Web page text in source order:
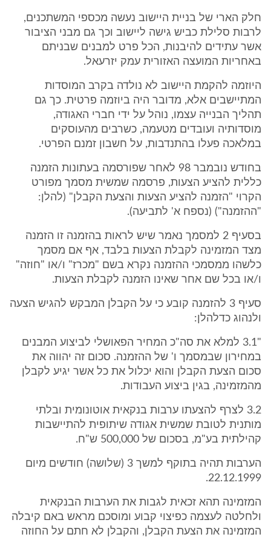
חלק הארי של בניית היישוב נעשה מכספי המשתכנים,
לרבות סלילת כביש גישה ליישוב וכך גם מבני הציבור
אשר עתידים להיבנות, הכל פרט למבנים שבניתם
באחריות המועצה האזורית עמק יזרעאל.
היוזמה להקמת היישוב לא נולדה בקרב המוסדות
המתיישבים אלא, מדובר היה ביוזמה פרטית. כך גם
תהליך הבנייה עצמו, נוהל על ידי חברי האגודה,
מוסדותיה ועובדים מטעמה, כשרבים מהעוסקים
במלאכה פעלו בהתנדבות, על חשבון זמנם הפרטי.
בחודש נובמבר 98 לאחר שפורסמה בעתונות הזמנה
כללית להציע הצעות, פרסמה שמשית מסמך מפורט
הקרוי "הזמנה להציע הצעות והצעת הקבלן" (להלן:
"ההזמנה") (נספח א' לתביעה).
בסעיף 2 למסמך נאמר שיש לראות בהזמנה זו הזמנה
מצד המזמינה לקבלת הצעות בלבד, אף אם מסמך
כלשהו ממסמכי ההזמנה נקרא בשם "מכרז" ו/או "חוזה"
ו/או בכל שם אחר שאינו הזמנה לקבלת הצעות.
סעיף 3 להזמנה קובע כי על הקבלן המבקש להגיש הצעה
ולנהוג כדלהלן:
"3.1 למלא את סה"כ המחיר הפאושלי לביצוע המבנים
במחירון שבמסמך ו' של ההזמנה. סכום זה יהווה את
סכום הצעת הקבלן והוא יכלול את כל אשר יגיע לקבלן
מהמזמינה, בגין ביצוע העבודות.
3.2 לצרף להצעתו ערבות בנקאית אוטונומית ובלתי
מותנית לטובת שמשית אגודה שיתופית להתיישבות
קהילתית בע"מ, בסכום של 500,000 ש"ח.
הערבות תהיה בתוקף למשך 3 (שלושה) חודשים מיום
22.12.1999.
המזמינה תהא זכאית לגבות את הערבות הבנקאית
ולחלטה לעצמה כפיצוי קבוע ומוסכם מראש באם קיבלה
המזמינה את הצעת הקבלן, והקבלן לא חתם על החוזה